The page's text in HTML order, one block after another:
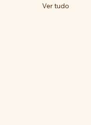
Ver tudo